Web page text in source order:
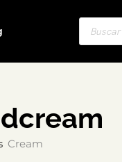
Cream